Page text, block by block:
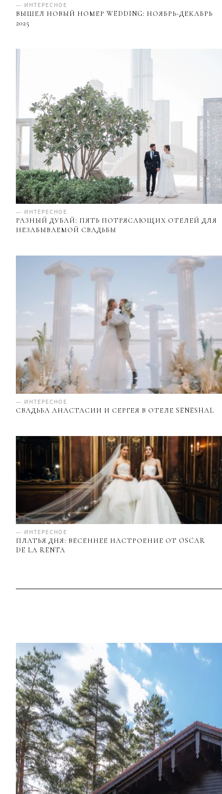
— ИНТЕРЕСНОЕ
ВЫШЕЛ НОВЫЙ НОМЕР WEDDING: НОЯБРЬ-ДЕКАБРЬ
2025
— ИНТЕРЕСНОЕ
РАЗНЫЙ ДУБАЙ: ПЯТЬ ПОТРЯСАЮЩИХ ОТЕЛЕЙ ДЛЯ
НЕЗАБЫВАЕМОЙ СВАДЬБЫ
— ИНТЕРЕСНОЕ
СВАДЬБА АНАСТАСИИ И СЕРГЕЯ В ОТЕЛЕ SENESHAL
— ИНТЕРЕСНОЕ
ПЛАТЬЯ ДНЯ: ВЕСЕННЕЕ НАСТРОЕНИЕ ОТ OSCAR
DE LA RENTA